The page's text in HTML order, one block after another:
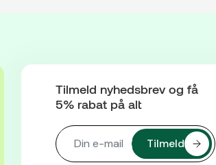
Tilmeld nyhedsbrev og få
5% rabat på alt